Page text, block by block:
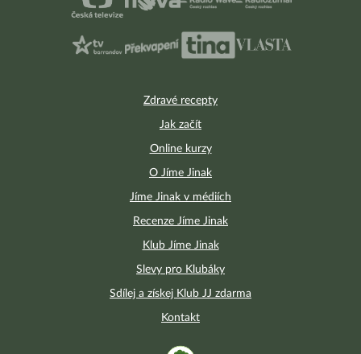
Zdravé recepty
Jak začít
Online kurzy
O Jíme Jinak
Jíme Jinak v médiích
Recenze Jíme Jinak
Klub Jíme Jinak
Slevy pro Klubáky
Sdílej a získej Klub JJ zdarma
Kontakt